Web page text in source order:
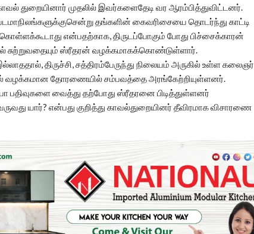
காவல் துறையினார் முதலில் இவர்களைதேடி வர ஆரம்பித்துவிட்டனர்.
தங்களின் கைவரிசையை தொடர்ந்து காட்டி
என்பதற்காக, திருடப்போகும் போது பிச்சைக்காரன்
சுற்றுவதையும் ஸ்ரீதரன் வழக்கமாகக்கொண்டுள்ளார்.
திருச்சி, சத்திரம்பேருந்து நிலையம் அருகில் உள்ள கலைஞர்
வழக்கமான தோரணையில் சம்பவத்தை அரங்கேற்றியுள்ளனர்.
பதிவுகளை வைத்து தற்போது ஸ்ரீதரனை பிடித்துள்ளனர்
யார்? என்பது குறித்து காவல்துறையினர் தீவிரமாக விசாரணை